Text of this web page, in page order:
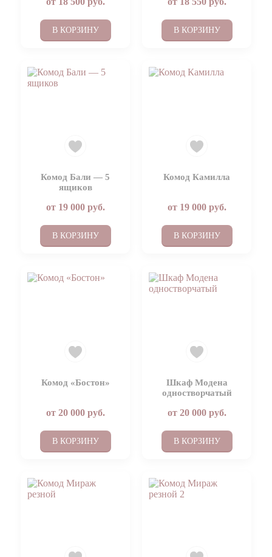
В КОРЗИНУ В КОРЗИНУ
Комод Бали — 5
ящиков
от 19 000руб.
В КОРЗИНУ
Комод Камилла
от 19 000руб.
В КОРЗИНУ
Комод «Бостон»
от 20 000руб.
В КОРЗИНУ
Шкаф Модена
одностворчатый
от 20 000руб.
В КОРЗИНУ